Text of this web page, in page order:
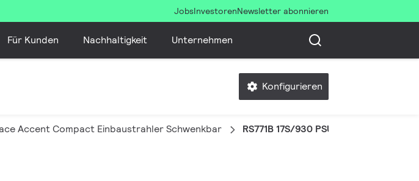
JobsInvestorenNewsletter abonnieren
Für Kunden Nachhaltigkeit Unternehmen
Konfigurieren
Accent Compact Einbaustrahler Schwenkbar RS771B 17S/930 PSU-E HWB WH